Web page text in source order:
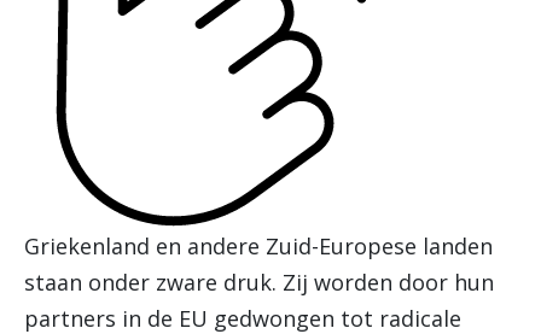
Griekenland en andere Zuid-Europese landen
staan onder zware druk. Zij worden door hun
partners in de EU gedwongen tot radicale